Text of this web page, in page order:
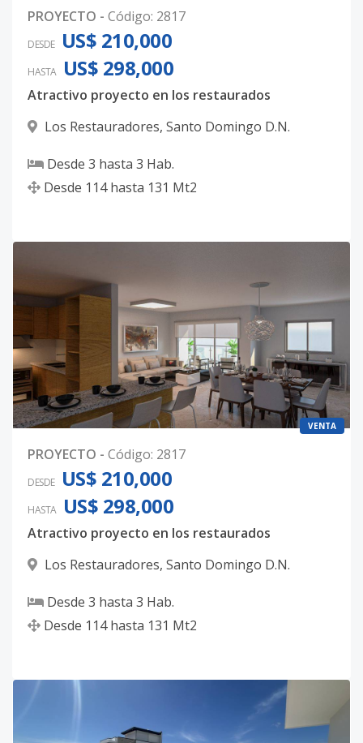
PROYECTO - Código: 2817
DESDE US$ 210,000
HASTA US$ 298,000
Atractivo proyecto en los restaurados
Los Restauradores, Santo Domingo D.N.
Desde 3 hasta 3 Hab.
Desde 114 hasta 131 Mt2
VENTA
PROYECTO - Código: 2817
DESDE US$ 210,000
HASTA US$ 298,000
Atractivo proyecto en los restaurados
Los Restauradores, Santo Domingo D.N.
Desde 3 hasta 3 Hab.
Desde 114 hasta 131 Mt2